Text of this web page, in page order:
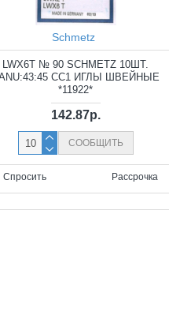
Schmetz
LWX6T № 90 SCHMETZ 10ШТ.
CC1 ИГЛЫ ШВЕЙНЫЕ
*11922*
142.87р.
СООБЩИТЬ
Спросить Рассрочка